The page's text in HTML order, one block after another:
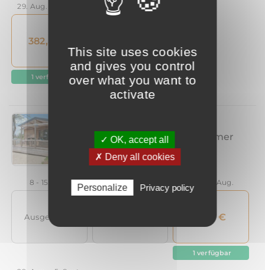
This site uses cookies
and gives you control
over what you want to
activate
✓ OK, accept all
✗ Deny all cookies
Personalize Privacy policy